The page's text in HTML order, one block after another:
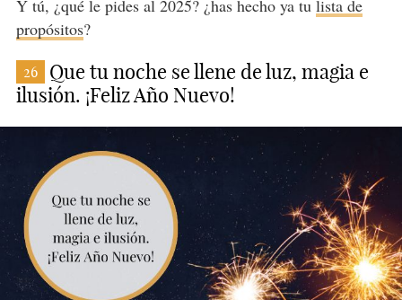
Y tú, ¿qué le pides al 2025? ¿has hecho ya tu lista de
propósitos?
26
Que tu noche se llene de luz, magia e
ilusión. ¡Feliz Año Nuevo!